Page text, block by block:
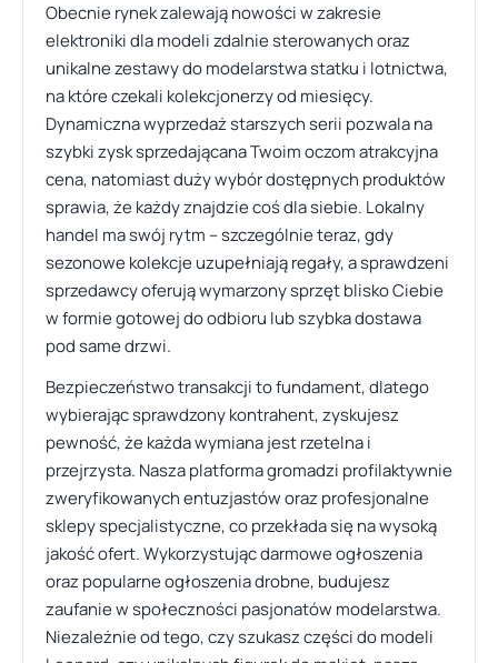
Obecnie rynek zalewają nowości w zakresie
elektroniki dla modeli zdalnie sterowanych oraz
unikalne zestawy do modelarstwa statku i lotnictwa,
na które czekali kolekcjonerzy od miesięcy.
Dynamiczna wyprzedaż starszych serii pozwala na
szybki zysk sprzedającana Twoim oczom atrakcyjna
cena, natomiast duży wybór dostępnych produktów
sprawia, że każdy znajdzie coś dla siebie. Lokalny
handel ma swój rytm – szczególnie teraz, gdy
sezonowe kolekcje uzupełniają regały, a sprawdzeni
sprzedawcy oferują wymarzony sprzęt blisko Ciebie
w formie gotowej do odbioru lub szybka dostawa
pod same drzwi.
Bezpieczeństwo transakcji to fundament, dlatego
wybierając sprawdzony kontrahent, zyskujesz
pewność, że każda wymiana jest rzetelna i
przejrzysta. Nasza platforma gromadzi profilaktywnie
zweryfikowanych entuzjastów oraz profesjonalne
sklepy specjalistyczne, co przekłada się na wysoką
jakość ofert. Wykorzystując darmowe ogłoszenia
oraz popularne ogłoszenia drobne, budujesz
zaufanie w społeczności pasjonatów modelarstwa.
Niezależnie od tego, czy szukasz części do modeli